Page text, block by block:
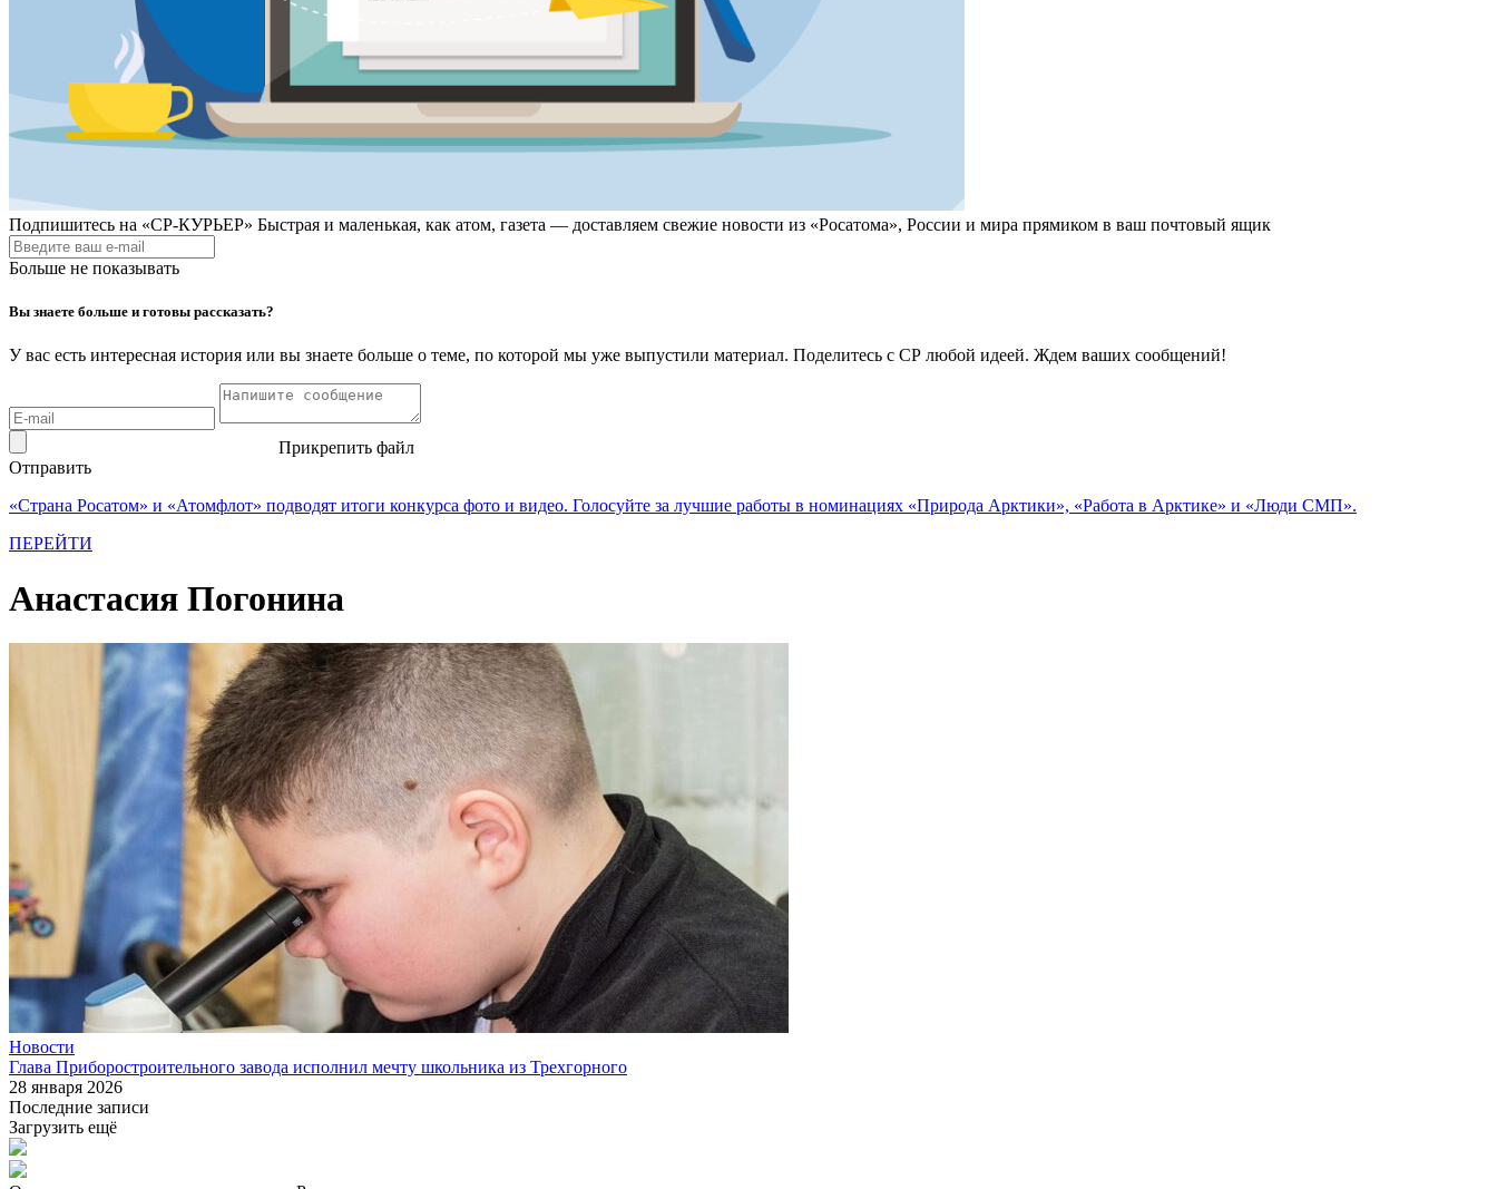
Подпишитесь на «СР-КУРЬЕР» Быстрая и маленькая, как атом, газета — доставляем свежие новости из «Росатома», России и мира прямиком в ваш почтовый ящик
Больше не показывать
Вы знаете больше и готовы рассказать?
У вас есть интересная история или вы знаете больше о теме, по которой мы уже выпустили материал. Поделитесь с СР любой идеей. Ждем ваших сообщений!
Прикрепить файл
Отправить
«Страна Росатом» и «Атомфлот» подводят итоги конкурса фото и видео. Голосуйте за лучшие работы в номинациях «Природа Арктики», «Работа в Арктике» и «Люди СМП».
ПЕРЕЙТИ
Анастасия Погонина
Новости
Глава Приборостроительного завода исполнил мечту школьника из Трехгорного
28 января 2026
Последние записи
Загрузить ещё